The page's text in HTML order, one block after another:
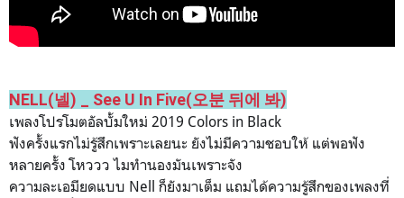
NELL(넬) _ See U In Five(오분 뒤에 봐)
เพลงโปรโมตอัลบั้มใหม่ 2019 Colors in Black
ฟังครั้งแรกไม่รู้สึกเพราะเลยนะ ยังไม่มีความชอบให้ แต่พอฟัง
หลายครั้ง โหววว ไมทำนองมันเพราะจัง
ความละเอมียดแบบ Nell ก็ยังมาเต็ม แถมได้ความรู้สึกของเพลงที่